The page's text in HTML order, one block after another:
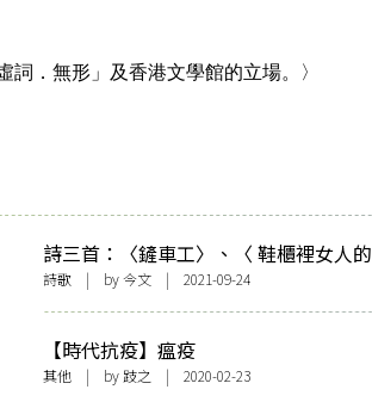
詞．無形」及香港文學館的立場。〉
詩三首：〈鏟車工〉、〈 鞋櫃裡女人的
腳〉、〈吸煙的女人〉
詩歌 | by今文 | 2021-09-24
【時代抗疫】瘟疫
其他 | by 跂之 | 2020-02-23